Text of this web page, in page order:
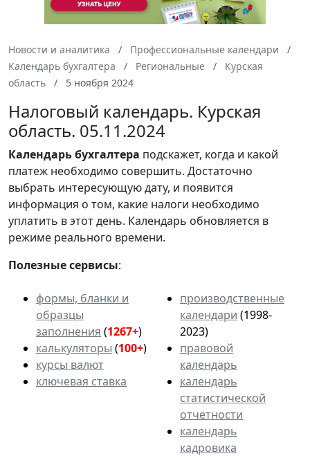
Новости и аналитика
Профессиональные календари
Календарь бухгалтера
Региональные
Курская
область
5 ноября 2024
Налоговый календарь. Курская
область. 05.11.2024
Календарьбухгалтера подскажет, когда и какой
платеж необходимо совершить. Достаточно
выбрать интересующую дату, и появится
информация о том, какие налоги необходимо
уплатить в этот день. Календарь обновляется в
режиме реального времени.
Полезные сервисы:
формы, бланки и
образцы
заполнения (1267+)
калькуляторы (100+)
курсы валют
ключевая ставка
производственные
календари (1998-
2023)
правовой
календарь
календарь
статистической
отчетности
календарь
кадровика